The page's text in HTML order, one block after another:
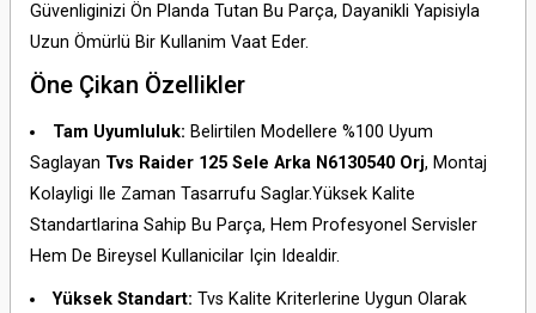
Güvenliginizi Ön Planda Tutan Bu Parça, Dayanikli Yapisiyla
Uzun Ömürlü Bir Kullanim Vaat Eder.
Öne Çikan Özellikler
Tam Uyumluluk: Belirtilen Modellere %100 Uyum
Saglayan Tvs Raider 125 Sele Arka N6130540 Orj, Montaj
Kolayligi Ile Zaman Tasarrufu Saglar.Yüksek Kalite
Standartlarina Sahip Bu Parça, Hem Profesyonel Servisler
Hem De Bireysel Kullanicilar Için Idealdir.
Yüksek Standart: Tvs Kalite Kriterlerine Uygun Olarak